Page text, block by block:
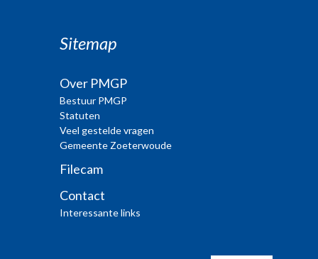
Sitemap
Over PMGP
Bestuur PMGP
Statuten
Veel gestelde vragen
Gemeente Zoeterwoude
Filecam
Contact
Interessante links